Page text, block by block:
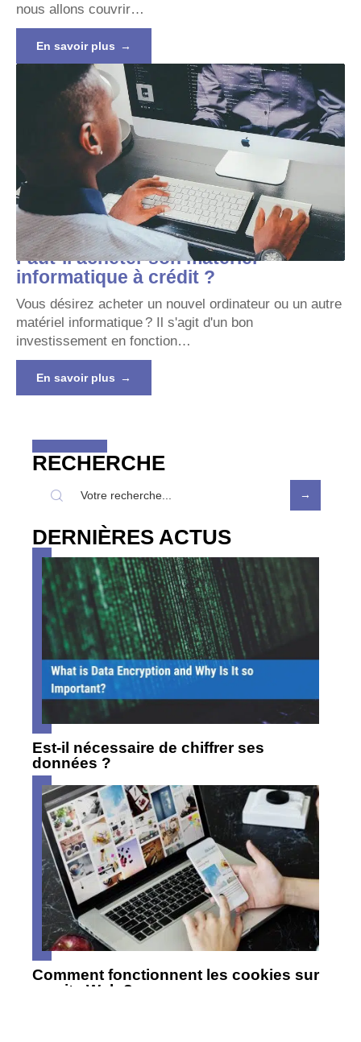
nous allons couvrir…
En savoir plus
Faut-il acheter son matériel
informatique à crédit ?
Vous désirez acheter un nouvel ordinateur ou un autre
matériel informatique ? Il s'agit d'un bon
investissement en fonction…
En savoir plus
RECHERCHE
DERNIÈRES ACTUS
Est-il nécessaire de chiffrer ses
données ?
Comment fonctionnent les cookies sur
un site Web ?